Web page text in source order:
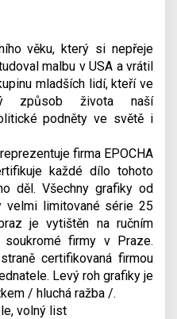
věku, který si nepřeje
malbu v USA a vrátil
mladších lidí, kteří ve
způsob života naší
podněty ve světě i
firma EPOCHA
každé dílo tohoto
děl. Všechny grafiky od
velmi limitované série 25
je vytištěn na ručním
firmy v Praze.
certifikovaná firmou
Levý roh grafiky je
/ hluchá ražba /.
volný list